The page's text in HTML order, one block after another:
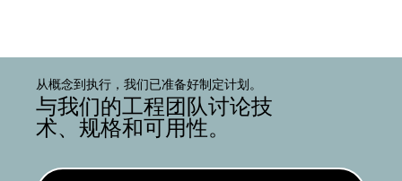
从概念到执行，我们已准备好制定计划。
与我们的工程团队讨论技
术、规格和可用性。